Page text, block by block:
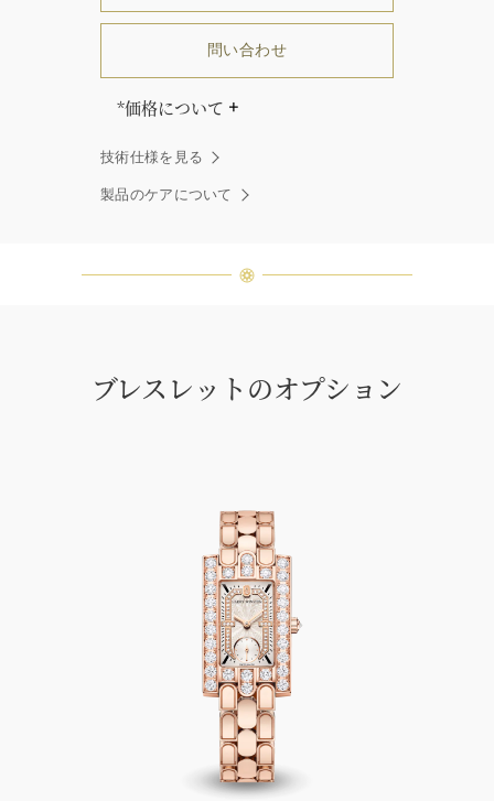
問い合わせ
*価格について
ありません」創始者ハリー・ウィン
ストンはそう語りました。ハリー・
ウィンストンによって厳選された最
の個性を有する天然の素材であるた
でお問合せ下さい。
技術仕様を見る
製品のケアについて
ブレスレットのオプション